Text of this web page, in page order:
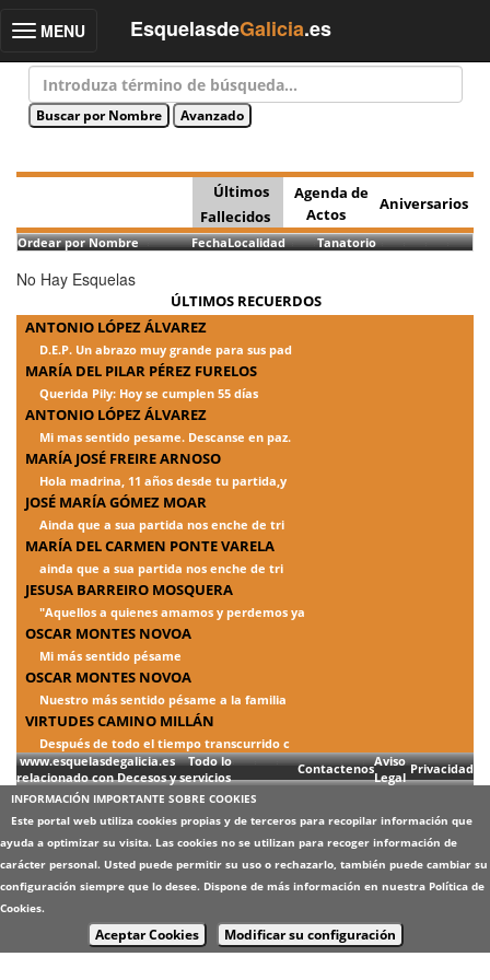
Toggle
MENU EsquelasdeGalicia.es
Últimos
Fallecidos
Agenda de
Actos
Aniversarios
Ordear por Nombre FechaLocalidad Tanatorio
No Hay Esquelas
ÚLTIMOS RECUERDOS
ANTONIO LÓPEZ ÁLVAREZ
D.E.P. Un abrazo muy grande para sus pad
MARÍA DEL PILAR PÉREZ FURELOS
Querida Pily: Hoy se cumplen 55 días
ANTONIO LÓPEZ ÁLVAREZ
Mi mas sentido pesame. Descanse en paz.
MARÍA JOSÉ FREIRE ARNOSO
Hola madrina, 11 años desde tu partida,y
JOSÉ MARÍA GÓMEZ MOAR
Ainda que a sua partida nos enche de tri
MARÍA DEL CARMEN PONTE VARELA
ainda que a sua partida nos enche de tri
JESUSA BARREIRO MOSQUERA
"Aquellos a quienes amamos y perdemos ya
OSCAR MONTES NOVOA
Mi más sentido pésame
OSCAR MONTES NOVOA
Nuestro más sentido pésame a la familia
VIRTUDES CAMINO MILLÁN
Después de todo el tiempo transcurrido c
www.esquelasdegalicia.es Todo lo
relacionado con Decesos y servicios
ContactenosAviso
Legal
Privacidad
INFORMACIÓN IMPORTANTE SOBRE COOKIES
Este portal web utiliza cookies propias y de terceros para recopilar información que
ayuda a optimizar su visita. Las cookies no se utilizan para recoger información de
carácter personal. Usted puede permitir su uso o rechazarlo, también puede cambiar su
configuración siempre que lo desee. Dispone de más información en nuestra Política de
Cookies.